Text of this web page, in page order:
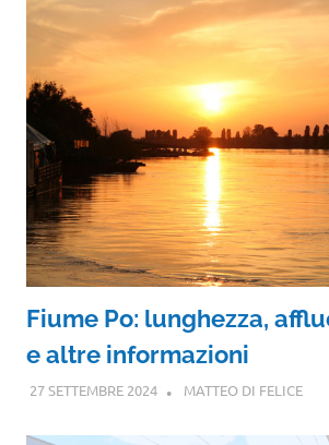
Fiume Po: lunghezza,
e altre informazioni
27 SETTEMBRE 2024 MATTEO DI FELICE